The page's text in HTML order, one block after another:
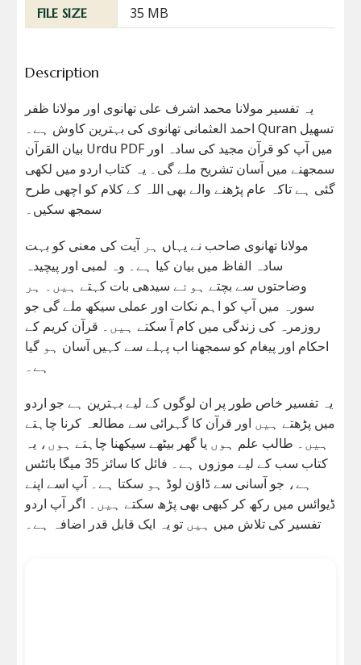
FILE SIZE 35 MB
Description
یہ تفسیر مولانا محمد اشرف علی تھانوی اور مولانا ظفر
احمد العثمانی تھانوی کی بہترین کاوش ہے۔ Quran تسھیل
بیان القرآن Urdu PDF میں آپ کو قرآن مجید کی سادہ اور
سمجھنے میں آسان تشریح ملے گی۔ یہ کتاب اردو میں لکھی
گئی ہے تاکہ عام پڑھنے والے بھی اللہ کے کلام کو اچھی طرح
سمجھ سکیں۔
مولانا تھانوی صاحب نے یہاں ہر آیت کی معنی کو بہت
سادہ الفاظ میں بیان کیا ہے۔ وہ لمبی اور پیچیدہ
وضاحتوں سے بچتے ہوئے سیدھی بات کہتے ہیں۔ ہر
سورہ میں آپ کو اہم نکات اور عملی سیکھ ملے گی جو
روزمرہ کی زندگی میں کام آ سکتے ہیں۔ قرآن کریم کے
احکام اور پیغام کو سمجھنا اب پہلے سے کہیں آسان ہو گیا
ہے۔
یہ تفسیر خاص طور پر ان لوگوں کے لیے بہترین ہے جو اردو
میں پڑھتے ہیں اور قرآن کا گہرائی سے مطالعہ کرنا چاہتے
ہیں۔ طالب علم ہوں یا گھر بیٹھے سیکھنا چاہتے ہوں، یہ
کتاب سب کے لیے موزوں ہے۔ فائل کا سائز 35 میگا بائٹس
ہے، جو آسانی سے ڈاؤن لوڈ ہو سکتا ہے۔ آپ اسے اپنے
ڈیوائس میں رکھ کر کبھی بھی پڑھ سکتے ہیں۔ اگر آپ اردو
تفسیر کی تلاش میں ہیں تو یہ ایک قابل قدر اضافہ ہے۔